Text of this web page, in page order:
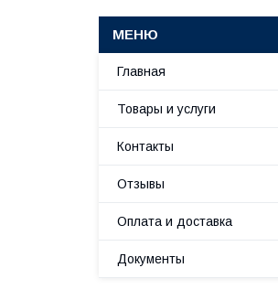
Главная
Товары и услуги
Контакты
Отзывы
Оплата и доставка
Документы